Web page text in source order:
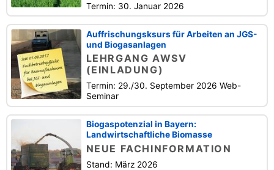
Termin: 30. Januar 2026
Auffrischungsksurs für Arbeiten an JGS-
und Biogasanlagen
LEHRGANG AWSV
(EINLADUNG)
Termin: 29./30. September 2026 Web-
Seminar
Biogaspotenzial in Bayern:
Landwirtschaftliche Biomasse
NEUE FACHINFORMATION
Stand: März 2026